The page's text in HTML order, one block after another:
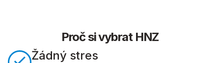
Proč si vybrat HNZ
Žádný stres